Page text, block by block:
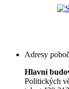
Adresy
Hlavní
Politických